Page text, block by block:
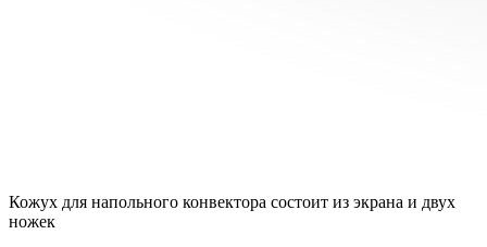
Кожух для напольного конвектора состоит из экрана и двух
ножек